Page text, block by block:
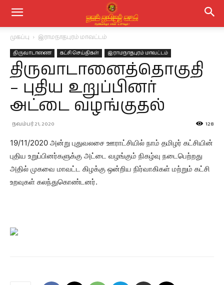
முகப்பு இராமநாதபுரம் மாவட்டம்
திருவாடாணை கட்சி செய்திகள் இராமநாதபுரம் மாவட்டம்
திருவாடானைத்தொகுதி
– புதிய உறுப்பினர்
அட்டை வழங்குதல்
நவம்பர் 21, 2020 128
19/11/2020 அன்று புதுவலசை ஊராட்சியில் நாம் தமிழர் கட்சியின்
புதிய உறுப்பினர்களுக்கு அட்டை வழங்கும் நிகழ்வு நடைபெற்றது
அதில் முகவை மாவட்ட கிழக்கு ஒன்றிய நிர்வாகிகள் மற்றும் கட்சி
உறவுகள் கலந்துகொண்டனர்.